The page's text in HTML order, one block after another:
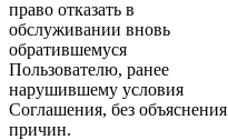
право отказать в
обслуживании вновь
обратившемуся
Пользователю, ранее
нарушившему условия
Соглашения, без объяснения
причин.